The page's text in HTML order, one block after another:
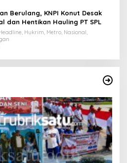
Berulang, KNPI Konut Desak
dan Hentikan Hauling PT SPL
Hukrim, Metro, Nasional,